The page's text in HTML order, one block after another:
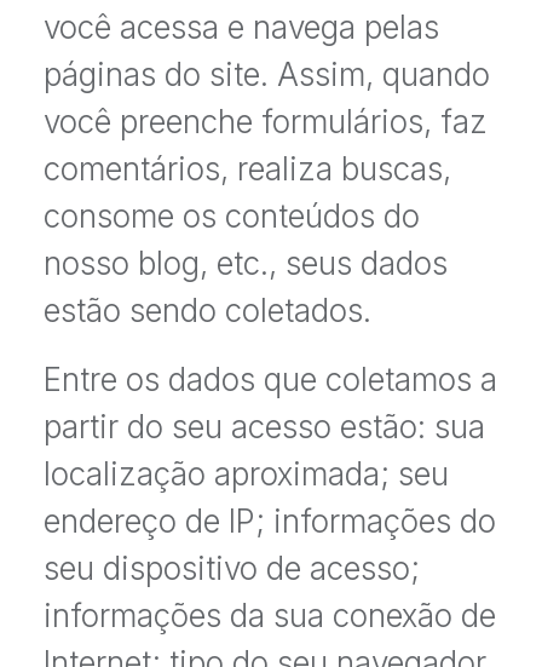
você acessa e navega pelas
páginas do site. Assim, quando
você preenche formulários, faz
comentários, realiza buscas,
consome os conteúdos do
nosso blog, etc., seus dados
estão sendo coletados.
Entre os dados que coletamos a
partir do seu acesso estão: sua
localização aproximada; seu
endereço de IP; informações do
seu dispositivo de acesso;
informações da sua conexão de